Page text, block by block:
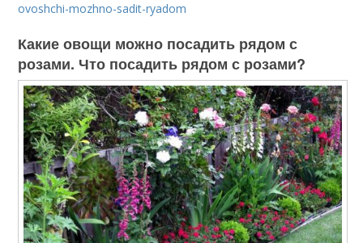
ovoshchi-mozhno-sadit-ryadom
Какие овощи можно посадить рядом с
розами. Что посадить рядом с розами?